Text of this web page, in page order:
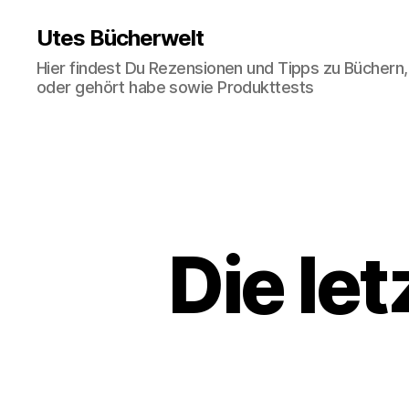
Utes Bücherwelt
Hier findest Du Rezensionen und Tipps zu
oder gehört habe sowie Produkttests
Die